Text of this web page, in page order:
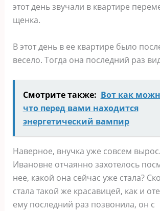
этот день звучали в квартире
щенка.
В этот день в ее квартире было
весело. Тогда она последний раз
Смотрите также: Вот как
что перед вами находится
энергетический вампир
Наверное, внучка уже совсем
Ивановне отчаянно захотелось
нее, какой она сейчас уже стала?
стала такой же красавицей, как и
ему последний раз позвонила, он с